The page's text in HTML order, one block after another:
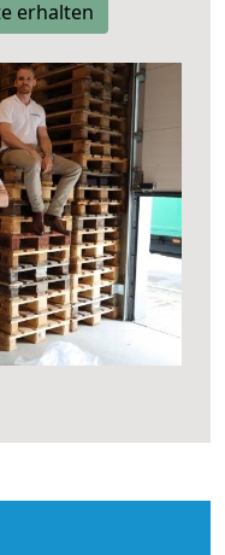
erhalten